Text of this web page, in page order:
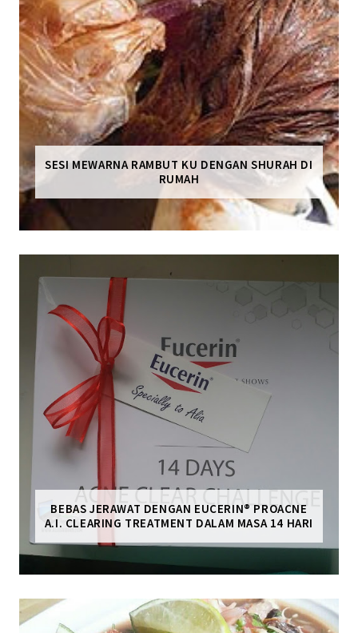
SESI MEWARNA RAMBUT KU DENGAN SHURAH DI
RUMAH
BEBAS JERAWAT DENGAN EUCERIN® PROACNE
A.I. CLEARING TREATMENT DALAM MASA 14 HARI